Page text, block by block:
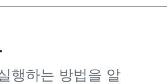
행하는 방법을 알